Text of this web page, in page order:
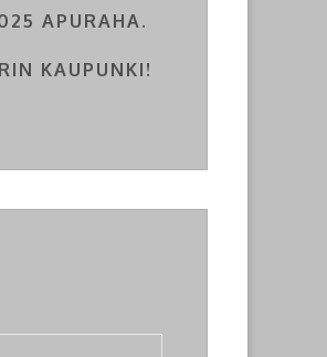
APURAHA.
KAUPUNKI!